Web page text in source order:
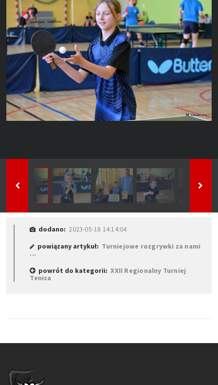
dodano: 2023-05-18 14:14:04
powiązany artykuł: Turniejowe rozgrywki za nami
...
powrót do kategorii:XXII Regionalny Turniej
Tenisa